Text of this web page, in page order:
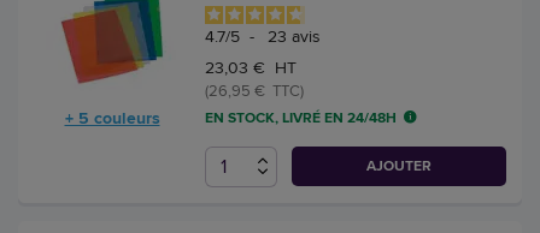
+ 5 couleurs
4.7/5 - 23 avis
23,03 € HT
(26,95 € TTC)
EN STOCK, LIVRÉ EN 24/48H
AJOUTER